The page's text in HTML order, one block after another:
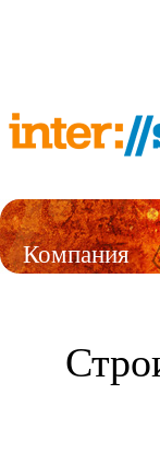
Компания